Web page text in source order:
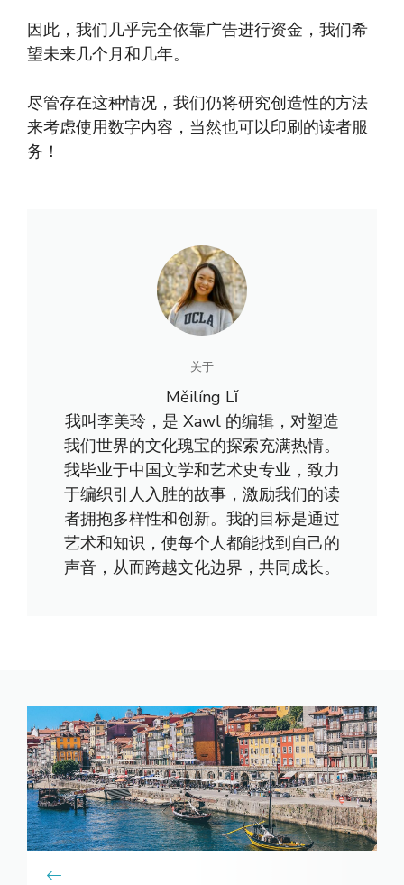
因此，我们几乎完全依靠广告进行资金，我们希
望未来几个月和几年。
尽管存在这种情况，我们仍将研究创造性的方法
来考虑使用数字内容，当然也可以印刷的读者服
务！
关于
Měilíng Lǐ
我叫李美玲，是 Xawl 的编辑，对塑造
我们世界的文化瑰宝的探索充满热情。
我毕业于中国文学和艺术史专业，致力
于编织引人入胜的故事，激励我们的读
者拥抱多样性和创新。我的目标是通过
艺术和知识，使每个人都能找到自己的
声音，从而跨越文化边界，共同成长。